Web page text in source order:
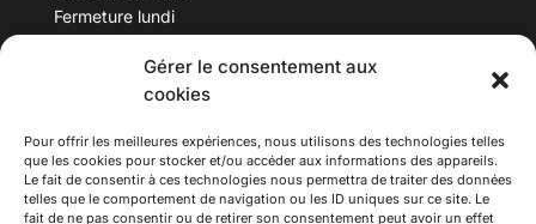
Gérer le consentement aux
cookies
Pour offrir les meilleures expériences, nous utilisons des technologies telles
que les cookies pour stocker et/ou accéder aux informations des appareils.
Le fait de consentir à ces technologies nous permettra de traiter des données
telles que le comportement de navigation ou les ID uniques sur ce site. Le
fait de ne pas consentir ou de retirer son consentement peut avoir un effet
Fermeture lundi
Téléphone : 04 78 53 06 40
maisondesculturesasiatiques@asiexpo.com